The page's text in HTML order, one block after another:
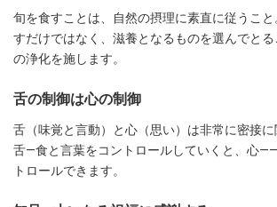
旬を食すことは、自然の摂理に素直に従うこ
すだけではなく、滋養となるものを選んでと
の浄化を施します。
舌の制御は心の制御
舌（味覚と言動）と心（思い）は非常に密接に
舌—食と言葉をコントロールしていくと、心
トロールできます。